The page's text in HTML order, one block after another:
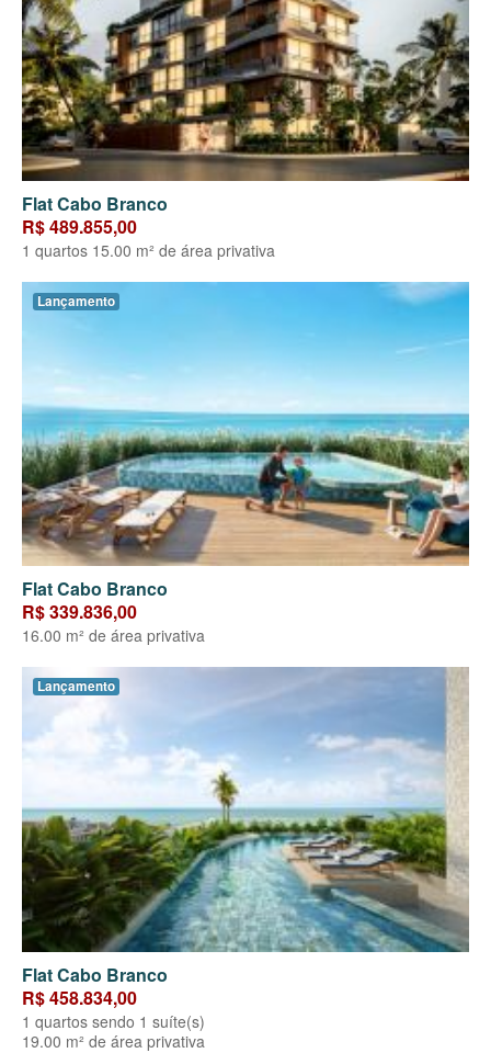
Flat Cabo Branco
R$ 489.855,00
1 quartos 15.00 m² de área privativa
Lançamento
Flat Cabo Branco
R$ 339.836,00
16.00 m² de área privativa
Lançamento
Flat Cabo Branco
R$ 458.834,00
1 quartos sendo 1 suíte(s)
19.00 m² de área privativa